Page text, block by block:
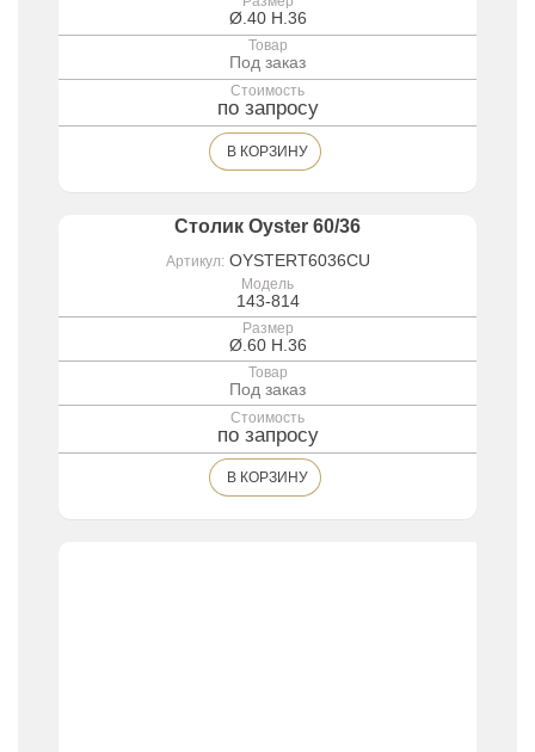
Ø.40 H.36
Товар
Под заказ
Стоимость
по запросу
В КОРЗИНУ
Столик Oyster 60/36
Артикул: OYSTERT6036CU
Модель
143-814
Размер
Ø.60 H.36
Товар
Под заказ
Стоимость
по запросу
В КОРЗИНУ